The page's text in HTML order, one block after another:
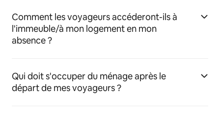
Comment les voyageurs accéderont-ils à
l'immeuble/à mon logement en mon
absence ?
Qui doit s'occuper du ménage après le
départ de mes voyageurs ?